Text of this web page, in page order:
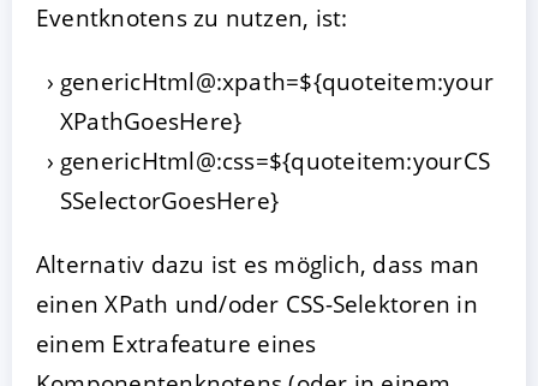
Eventknotens zu nutzen, ist:
genericHtml@:xpath=${quoteitem:your
XPathGoesHere}
genericHtml@:css=${quoteitem:yourCS
SSelectorGoesHere}
Alternativ dazu ist es möglich, dass man
einen XPath und/oder CSS-Selektoren in
einem Extrafeature eines